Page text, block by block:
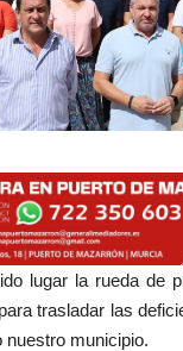
lugar la rueda de
trasladar las
nuestro municipio.